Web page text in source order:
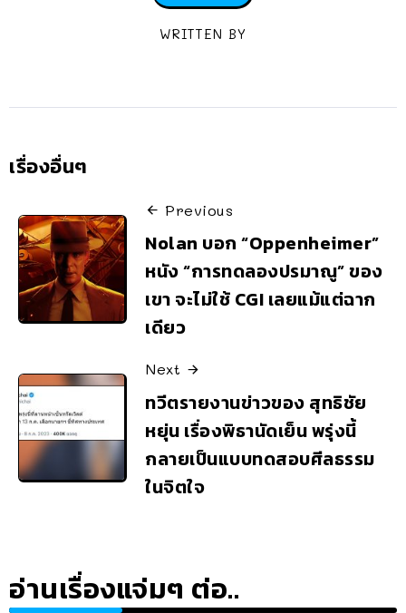
WRITTEN BY
เรื่องอื่นๆ
Previous
Nolan บอก “Oppenheimer”
หนัง “การทดลองปรมาณู” ของ
เขา จะไม่ใช้ CGI เลยแม้แต่ฉาก
เดียว
Next
ทวีตรายงานข่าวของ สุทธิชัย
หยุ่น เรื่องพิธานัดเย็น พรุ่งนี้
กลายเป็นแบบทดสอบศีลธรรม
ในจิตใจ
อ่านเรื่องแจ่มๆ ต่อ..